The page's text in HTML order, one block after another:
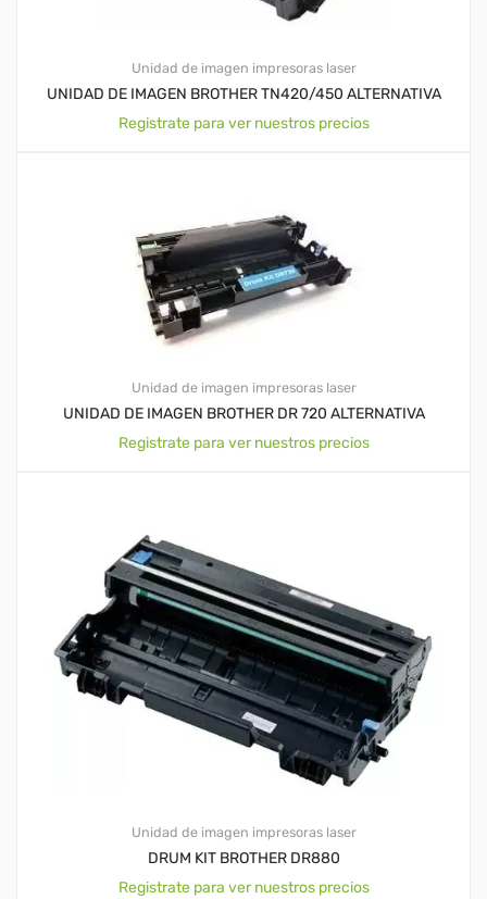
Unidad de imagen impresoras laser
UNIDAD DE IMAGEN BROTHER TN420/450 ALTERNATIVA
Registrate para ver nuestros precios
Unidad de imagen impresoras laser
UNIDAD DE IMAGEN BROTHER DR 720 ALTERNATIVA
Registrate para ver nuestros precios
Unidad de imagen impresoras laser
DRUM KIT BROTHER DR880
Registrate para ver nuestros precios